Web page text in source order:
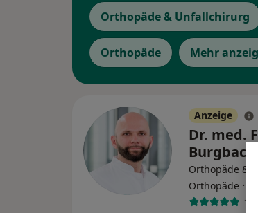
Orthopäde & Unfallchirurg
Orthopäde Mehr
Anzeige
Dr. med.
Orthopäde &
Orthopäde ·
19